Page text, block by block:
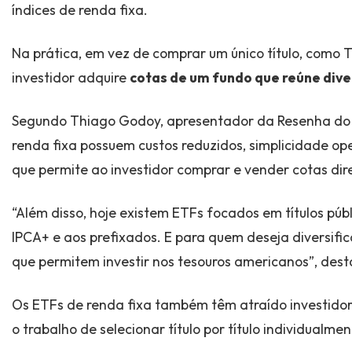
índices de renda fixa.
Na prática, em vez de comprar um único título, como
investidor adquire cotas de um fundo que reúne
Segundo Thiago Godoy, apresentador da Resenha
renda fixa possuem custos reduzidos, simplicidade
que permite ao investidor comprar e vender cotas
“Além disso, hoje existem ETFs focados em títulos
IPCA+ e aos prefixados. E para quem deseja
que permitem investir nos tesouros americanos”,
Os ETFs de renda fixa também têm atraído
o trabalho de selecionar título por título